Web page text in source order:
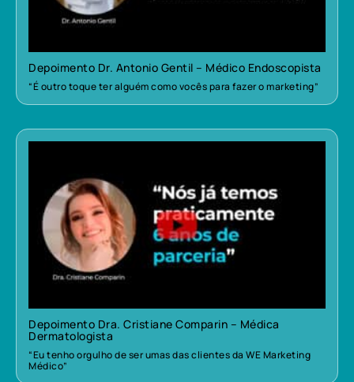
Depoimento Dr. Antonio Gentil – Médico Endoscopista
“É outro toque ter alguém como vocês para fazer o marketing”
Depoimento Dra. Cristiane Comparin – Médica
Dermatologista
“Eu tenho orgulho de ser umas das clientes da WE Marketing
Médico”